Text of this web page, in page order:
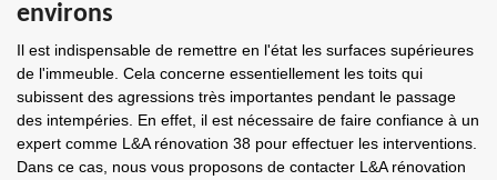
environs
Il est indispensable de remettre en l'état les surfaces supérieures
de l'immeuble. Cela concerne essentiellement les toits qui
subissent des agressions très importantes pendant le passage
des intempéries. En effet, il est nécessaire de faire confiance à un
expert comme L&A rénovation 38 pour effectuer les interventions.
Dans ce cas, nous vous proposons de contacter L&A rénovation